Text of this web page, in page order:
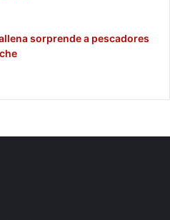
sorprende a pescadores